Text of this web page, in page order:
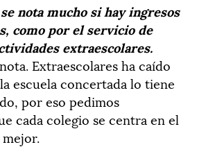
nota mucho si hay ingresos
como por el servicio de
extraescolares.
Extraescolares ha caído
escuela concertada lo tiene
por eso pedimos
cada colegio se centra en el